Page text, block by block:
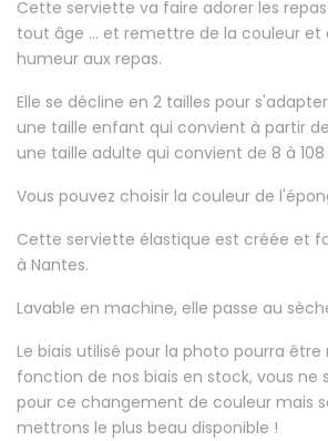
Cette serviette va faire adorer les
tout âge ... et remettre de la couleur et
humeur aux repas.
Elle se décline en 2 tailles pour
une taille enfant qui convient à partir
une taille adulte qui convient de 8 à 108
Vous pouvez choisir la couleur de
Cette serviette élastique est créée et
à Nantes.
Lavable en machine, elle passe au
Le biais utilisé pour la photo pourra
fonction de nos biais en stock, vous ne
pour ce changement de couleur mais
mettrons le plus beau disponible !